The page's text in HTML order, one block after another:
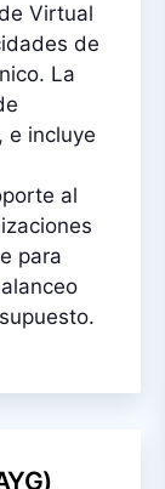
Virtual
de
La
e incluye
al
para